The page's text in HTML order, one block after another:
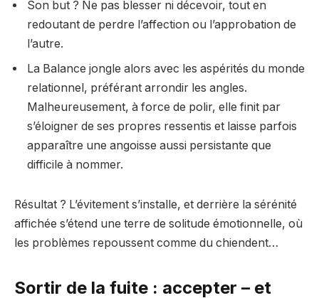
Son but ? Ne pas blesser ni décevoir, tout en
redoutant de perdre l’affection ou l’approbation de
l’autre.
La Balance jongle alors avec les aspérités du monde
relationnel, préférant arrondir les angles.
Malheureusement, à force de polir, elle finit par
s’éloigner de ses propres ressentis et laisse parfois
apparaître une angoisse aussi persistante que
difficile à nommer.
Résultat ? L’évitement s’installe, et derrière la sérénité
affichée s’étend une terre de solitude émotionnelle, où
les problèmes repoussent comme du chiendent…
Sortir de la fuite : accepter – et